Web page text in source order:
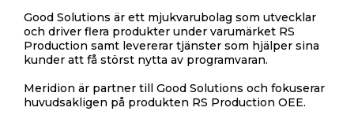
Good Solutions är ett mjukvarubolag som utvecklar
och driver flera produkter under varumärket RS
Production samt levererar tjänster som hjälper sina
kunder att få störst nytta av programvaran.
Meridion är partner till Good Solutions och fokuserar
huvudsakligen på produkten RS Production OEE.